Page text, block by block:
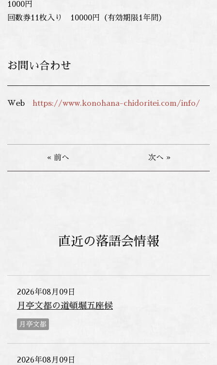
1000円
回数券11枚入り 10000円（有効期限1年間）
お問い合わせ
Web https://www.konohana-chidoritei.com/info/
« 前へ 次へ »
直近の落語会情報
2026年08月09日
月亭文都の道頓堀五座候
月亭文都
2026年08月09日